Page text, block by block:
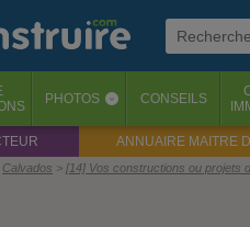
PHOTOS ‹ CONSEILS
ANNUAIRE MAITRE
Calvados [14] Vos constructions ou projets